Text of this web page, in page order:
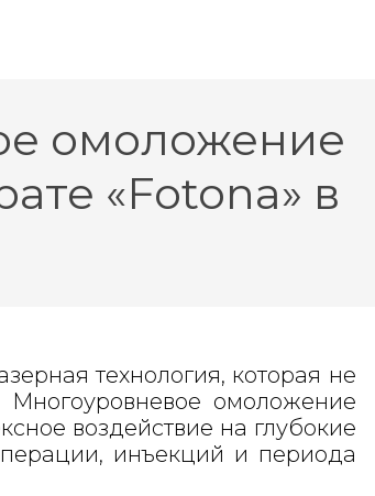
омоложение
«Fotona» в
технология, которая не
Многоуровневое омоложение
воздействие на глубокие
инъекций и периода